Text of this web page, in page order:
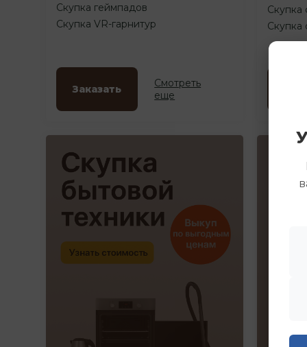
Скупка геймпадов
Скупка VR-гарнитур
Заказать
Смотреть
еще
Скупка
Скупка